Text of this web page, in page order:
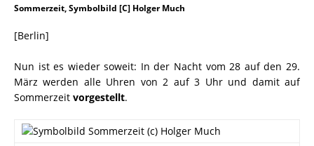
Sommerzeit, Symbolbild [C] Holger Much
[Berlin]
Nun ist es wieder soweit: In der Nacht vom 28 auf den 29.
März werden alle Uhren von 2 auf 3 Uhr und damit auf
Sommerzeit vorgestellt.